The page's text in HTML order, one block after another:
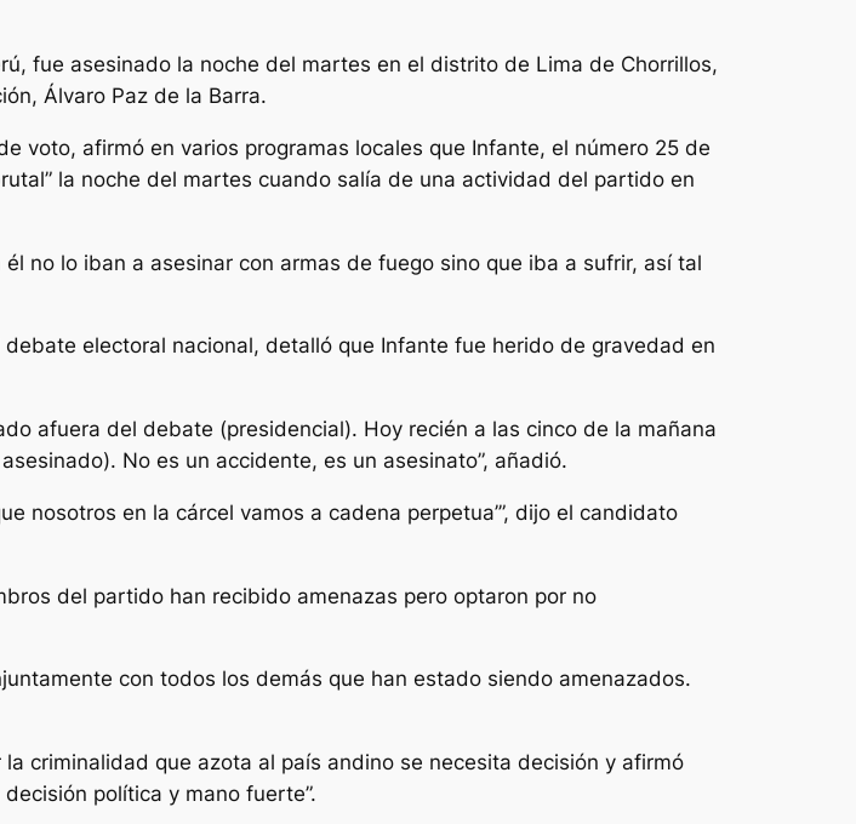
fue asesinado la noche del martes en el distrito de Lima de Chorrillos,
Álvaro Paz de la Barra.
voto, afirmó en varios programas locales que Infante, el número 25 de
la noche del martes cuando salía de una actividad del partido en
no lo iban a asesinar con armas de fuego sino que iba a sufrir, así tal
electoral nacional, detalló que Infante fue herido de gravedad en
afuera del debate (presidencial). Hoy recién a las cinco de la mañana
No es un accidente, es un asesinato”, añadió.
nosotros en la cárcel vamos a cadena perpetua’”, dijo el candidato
del partido han recibido amenazas pero optaron por no
con todos los demás que han estado siendo amenazados.
criminalidad que azota al país andino se necesita decisión y afirmó
política y mano fuerte”.